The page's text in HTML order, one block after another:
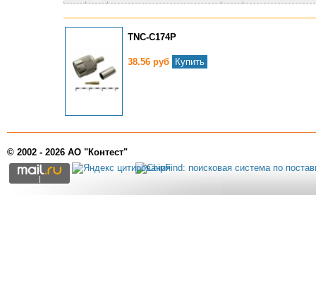
TNC-C174P
38.56 руб Купить
© 2002 - 2026 АО "Контест"